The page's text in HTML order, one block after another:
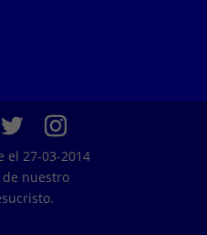
el 27-03-2014
de nuestro